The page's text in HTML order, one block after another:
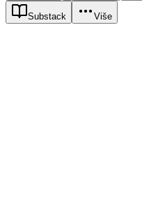
Substack Više